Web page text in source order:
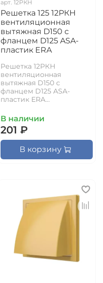
арт. 12РКН
Решетка 125 12РКН
вентиляционная
вытяжная D150 с
фланцем D125 ASA-
пластик ERA
Решетка 12РКН
вентиляционная
вытяжная D150 с
фланцем D125 ASA-
пластик ERA...
В наличии
201 ₽
В корзину